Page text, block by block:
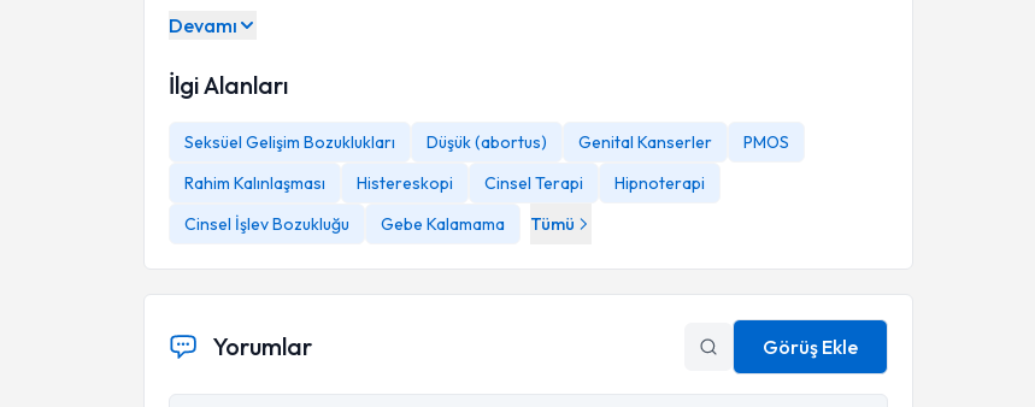
Devamı
İlgi Alanları
Seksüel Gelişim Bozuklukları Düşük (abortus) Genital Kanserler
PMOS
Rahim Kalınlaşması
Histereskopi Cinsel Terapi
Hipnoterapi
Cinsel İşlev Bozukluğu
Gebe Kalamama Tümü
Yorumlar Görüş Ekle